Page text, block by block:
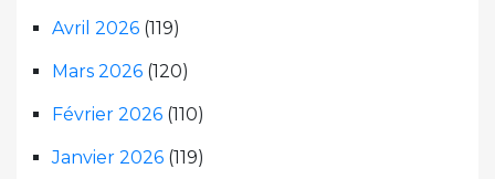
Avril 2026 (119)
Mars 2026 (120)
Février 2026 (110)
Janvier 2026 (119)